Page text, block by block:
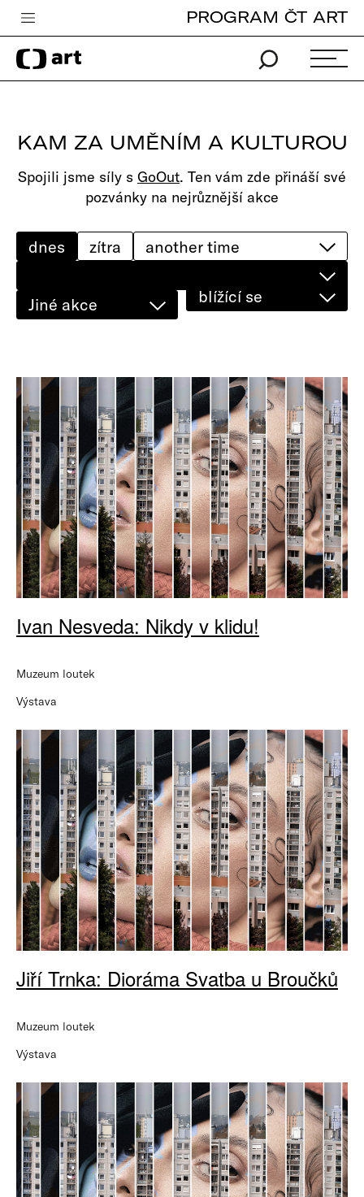
Česká televize
Zpravodajství
iVysílání
TV program
edu
PROGRAM ČT ART
KAM ZA UMĚNÍM A KULTUROU
Spojili jsme síly s GoOut. Ten vám zde přináší své
pozvánky na nejrůznější akce
Jiné akce
dnes zítra
blížící se
Ivan Nesveda: Nikdy v klidu!
Muzeum loutek
Výstava
Jiří Trnka: Dioráma Svatba u Broučků
Muzeum loutek
Výstava